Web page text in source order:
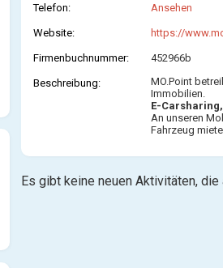
Telefon: Ansehen
Website: https://
Firmenbuchnummer: 452966b
Beschreibung:
MO.Point
Immobilien.
E-
An unseren
Fahrzeug
Es gibt keine neuen Aktivitäten,